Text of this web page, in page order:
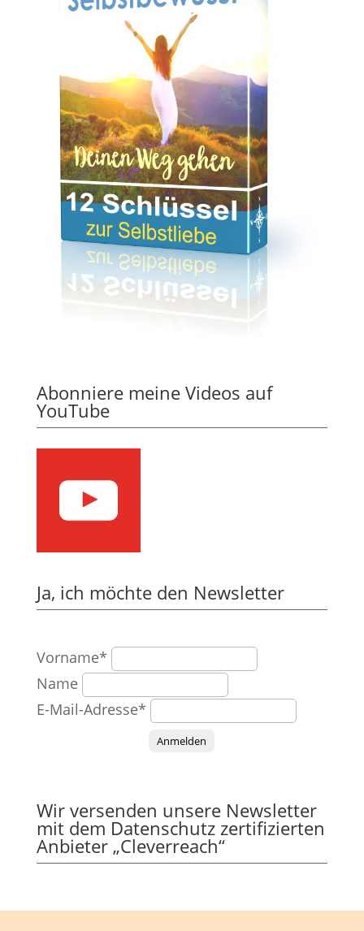
Abonniere meine Videos auf
YouTube
Ja, ich möchte den Newsletter
Vorname*
Name
E-Mail-Adresse*
Anmelden
Wir versenden unsere Newsletter
mit dem Datenschutz zertifizierten
Anbieter „Cleverreach“